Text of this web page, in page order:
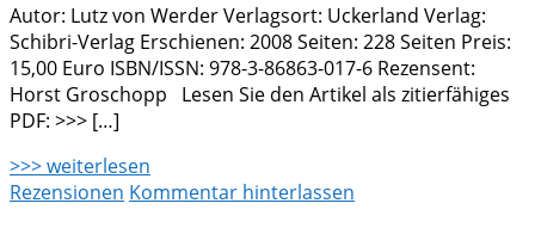
Autor: Lutz von Werder Verlagsort: Uckerland Verlag:
Schibri-Verlag Erschienen: 2008 Seiten: 228 Seiten Preis:
15,00 Euro ISBN/ISSN: 978-3-86863-017-6 Rezensent:
Horst Groschopp Lesen Sie den Artikel als zitierfähiges
PDF: >>> […]
>>> weiterlesen
Rezensionen Kommentar hinterlassen